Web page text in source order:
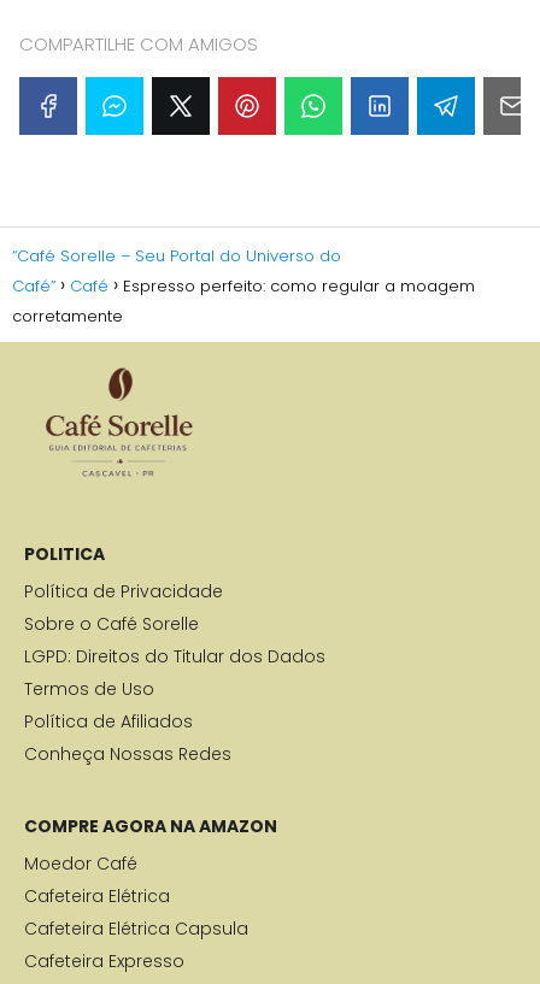
COMPARTILHE COM AMIGOS
“Café Sorelle – Seu Portal do Universo do
Café”
Café
Espresso perfeito: como regular a moagem
corretamente
POLITICA
Política de Privacidade
Sobre o Café Sorelle
LGPD: Direitos do Titular dos Dados
Termos de Uso
Política de Afiliados
Conheça Nossas Redes
COMPRE AGORA NA AMAZON
Moedor Café
Cafeteira Elétrica
Cafeteira Elétrica Capsula
Cafeteira Expresso